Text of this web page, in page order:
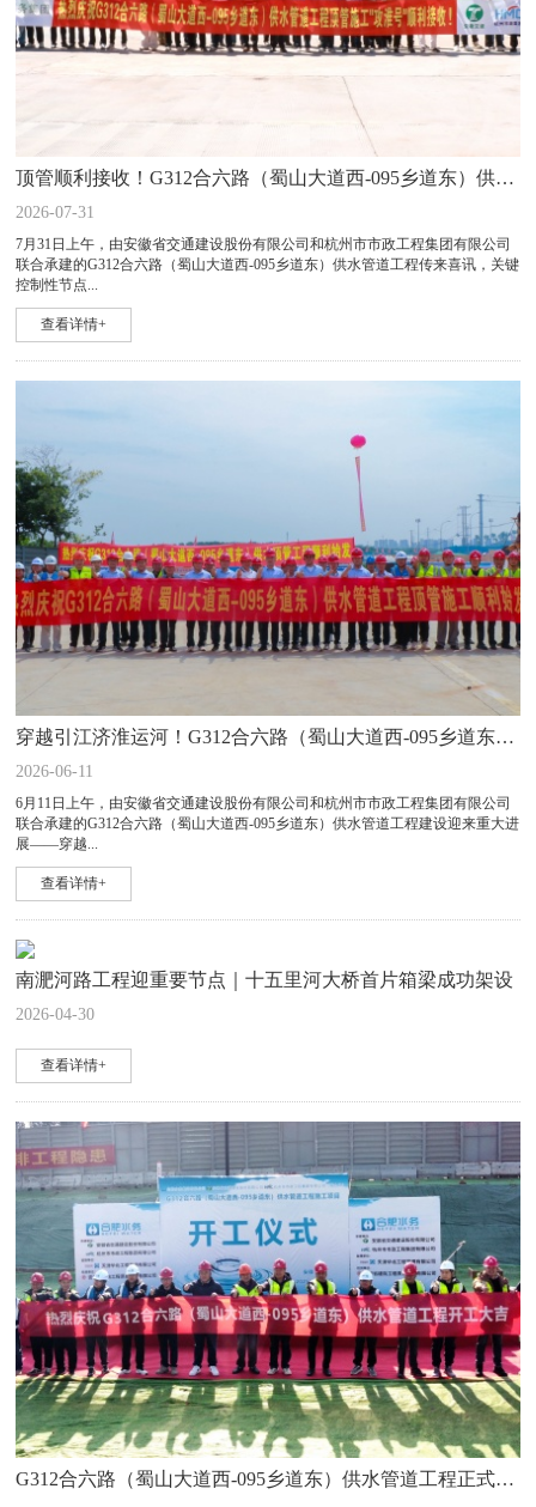
顶管顺利接收！G312合六路（蜀山大道西-095乡道东）供水管道工程向贯通目标迈进关键一步
2026-07-31
7月31日上午，由安徽省交通建设股份有限公司和杭州市市政工程集团有限公司
联合承建的G312合六路（蜀山大道西-095乡道东）供水管道工程传来喜讯，关键
控制性节点...
查看详情+
穿越引江济淮运河！G312合六路（蜀山大道西-095乡道东）供水管道工程顶管施工顺利始发
2026-06-11
6月11日上午，由安徽省交通建设股份有限公司和杭州市市政工程集团有限公司
联合承建的G312合六路（蜀山大道西-095乡道东）供水管道工程建设迎来重大进
展——穿越...
查看详情+
南淝河路工程迎重要节点｜十五里河大桥首片箱梁成功架设
2026-04-30
查看详情+
G312合六路（蜀山大道西-095乡道东）供水管道工程正式开工